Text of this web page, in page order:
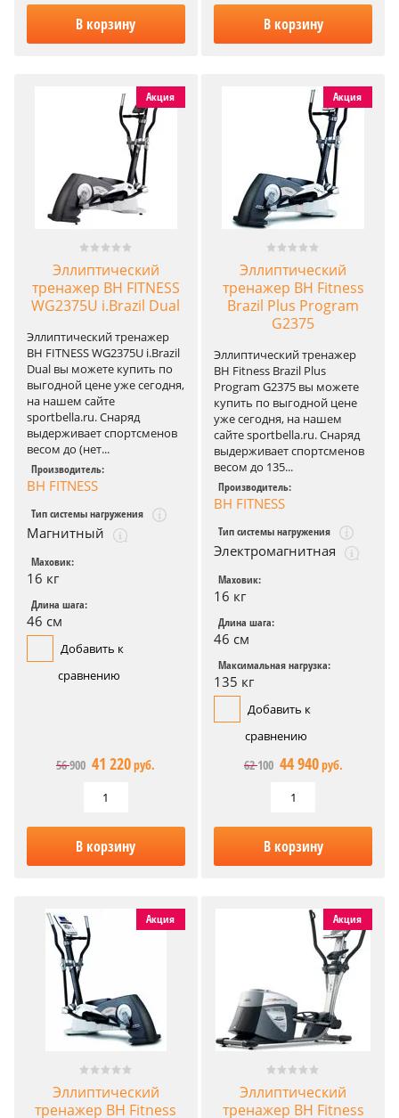
В корзину В корзину
Акция
Эллиптический
тренажер BH FITNESS
WG2375U i.Brazil Dual
Эллиптический тренажер
BH FITNESS WG2375U i.Brazil
Dual вы можете купить по
выгодной цене уже сегодня,
на нашем сайте
sportbella.ru. Снаряд
выдерживает спортсменов
весом до (нет...
Производитель:
BH FITNESS
Тип системы нагружения
Магнитный
Маховик:
16 кг
Длина шага:
46 см
Добавить к
сравнению
56 900 41 220руб.
В корзину
Акция
Эллиптический
тренажер BH Fitness
Brazil Plus Program
G2375
Эллиптический тренажер
BH Fitness Brazil Plus
Program G2375 вы можете
купить по выгодной цене
уже сегодня, на нашем
сайте sportbella.ru. Снаряд
выдерживает спортсменов
весом до 135...
Производитель:
BH FITNESS
Тип системы нагружения
Электромагнитная
Маховик:
16 кг
Длина шага:
46 см
Максимальная нагрузка:
135 кг
Добавить к
сравнению
62 100 44 940руб.
В корзину
Акция
Эллиптический
тренажер BH Fitness
Акция
Эллиптический
тренажер BH Fitness